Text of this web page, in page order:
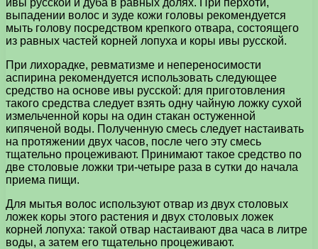
выпадении волос и зуде кожи головы рекомендуется
мыть голову посредством крепкого отвара, состоящего
из равных частей корней лопуха и коры ивы русской.
При лихорадке, ревматизме и непереносимости
аспирина рекомендуется использовать следующее
средство на основе ивы русской: для приготовления
такого средства следует взять одну чайную ложку сухой
измельченной коры на один стакан остуженной
кипяченой воды. Полученную смесь следует настаивать
на протяжении двух часов, после чего эту смесь
тщательно процеживают. Принимают такое средство по
две столовые ложки три-четыре раза в сутки до начала
приема пищи.
Для мытья волос используют отвар из двух столовых
ложек коры этого растения и двух столовых ложек
корней лопуха: такой отвар настаивают два часа в литре
воды, а затем его тщательно процеживают.